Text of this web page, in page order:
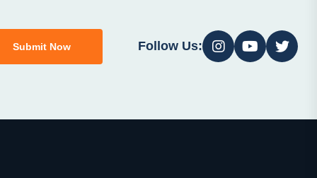
Submit Now Follow Us: